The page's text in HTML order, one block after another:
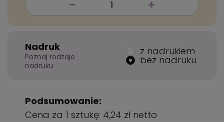
Nadruk
Poznaj rodzaje
nadruku
z nadrukiem
bez nadruku
Podsumowanie:
Cena za 1 sztukę: 4,24 zł netto